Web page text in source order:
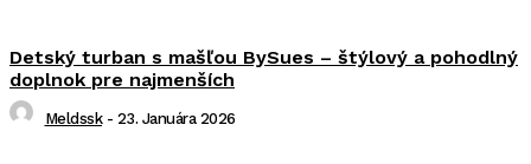
Detský turban s mašľou BySues – štýlový a pohodlný
doplnok pre najmenších
Meldssk - 23. Januára 2026